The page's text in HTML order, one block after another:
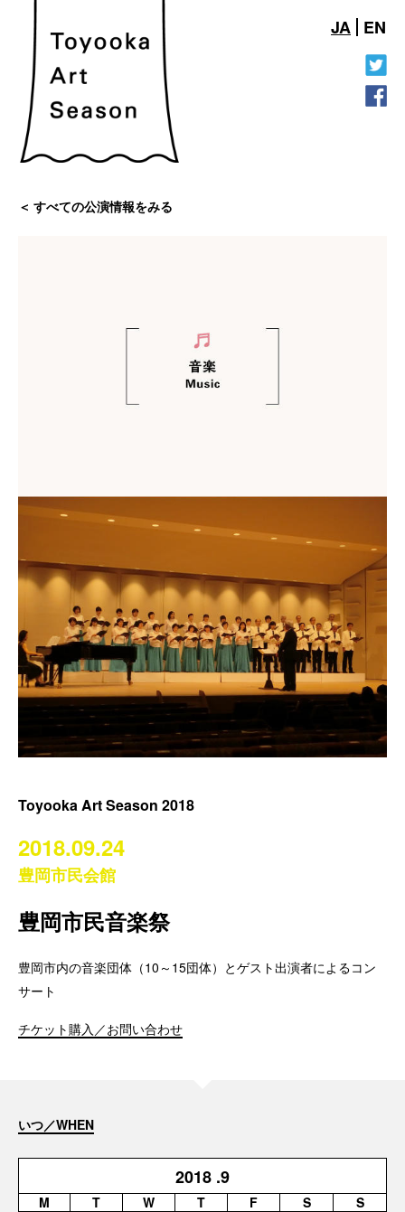
JA EN
すべての公演情報をみる
Toyooka Art Season 2018
2018.09.24
豊岡市民会館
豊岡市民音楽祭
豊岡市内の音楽団体（10～15団体）とゲスト出演者によるコン
サート
チケット購入／お問い合わせ
いつ／WHEN
2018 .9
M T W T F S S